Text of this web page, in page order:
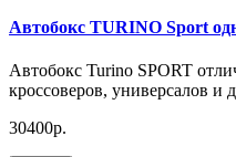
Автобокс TURINO Sport
Автобокс Turino SPORT
кроссоверов, универсалов и
30400р.